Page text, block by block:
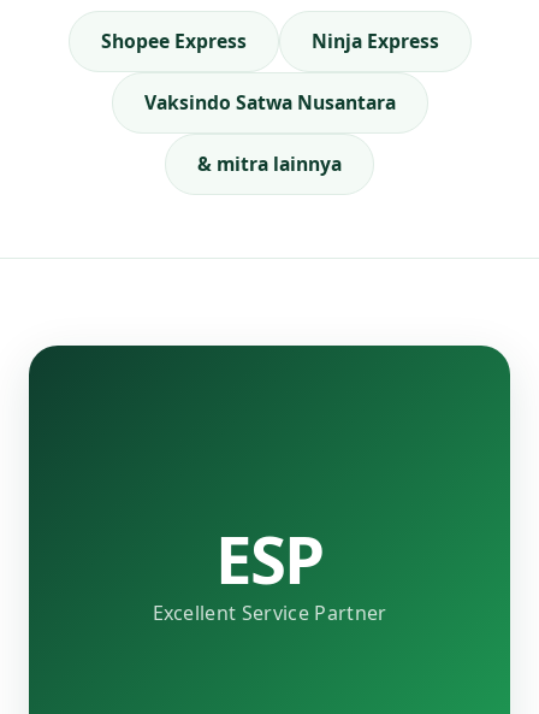
Shopee Express Ninja Express
Vaksindo Satwa Nusantara
& mitra lainnya
ESP
Excellent Service Partner